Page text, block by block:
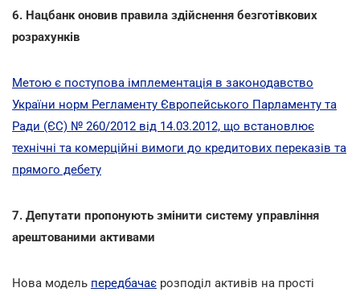
6. Нацбанк оновив правила здійснення безготівкових
розрахунків
Метою є поступова імплементація в законодавство
України норм Регламенту Європейського Парламенту та
Ради (ЄС) № 260/2012 від 14.03.2012, що встановлює
технічні та комерційні вимоги до кредитових переказів та
прямого дебету
7. Депутати пропонують змінити систему управління
арештованими активами
Нова модель передбачає розподіл активів на прості